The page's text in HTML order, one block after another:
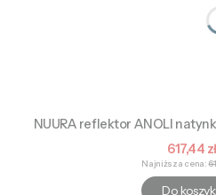
NUURA reflektor ANOLI
Cena
617,44 zł
Najniższa cena:
Do